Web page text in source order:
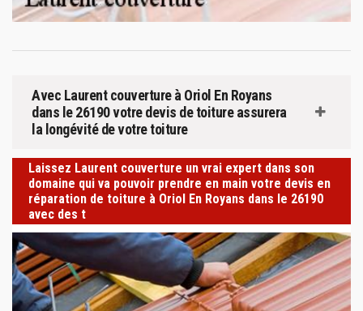
Avec Laurent couverture à Oriol En Royans
dans le 26190 votre devis de toiture assurera
la longévité de votre toiture
Laissez Laurent couverture un vrai expert dans son
domaine qui va pouvoir prendre en main votre devis en
réparation de toiture à Oriol En Royans dans le 26190
avec des t